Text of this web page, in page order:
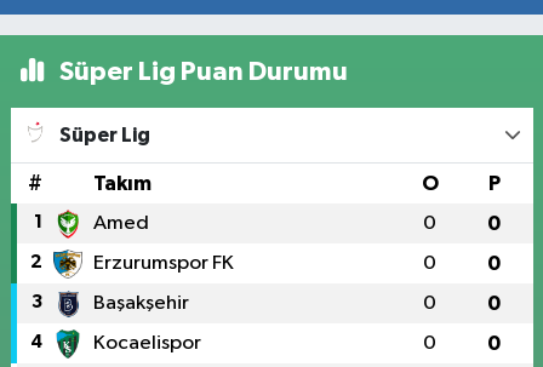
Süper Lig Puan Durumu
Süper Lig
# Takım O P
1 Amed 0 0
2 Erzurumspor FK 0 0
3 Başakşehir 0 0
4 Kocaelispor 0 0